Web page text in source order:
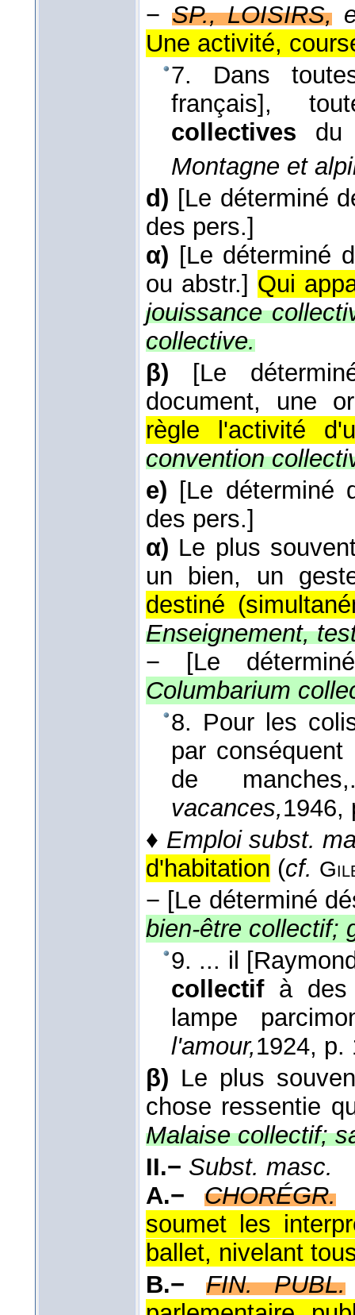
− SP., LOISIRS,
Une activité,
7. Dans
français],
collectives du
Montagne et
d) [Le déterminé
des pers.]
α) [Le déterminé
ou abstr.] Qui
jouissance
collective.
β)
[Le
document, une
règle l'activité
convention
e) [Le déterminé
des pers.]
α) Le plus
un bien, un
destiné
Enseignement,
− [Le
Columbarium
8. Pour les
par
de
vacances,1946,
♦ Emploi subst.
d'habitation (cf.
− [Le déterminé
bien-être collectif;
9. ... il
collectifà des
lampe
l'amour,1924, p.
β) Le plus
chose ressentie
Malaise collectif;
II.− Subst. masc.
A.−
CHORÉGR.
soumet les
ballet, nivelant
B.−
FIN. PUBL.